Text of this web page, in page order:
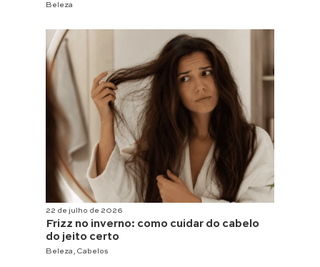
Beleza
22 de julho de 2026
Frizz no inverno: como cuidar do cabelo
do jeito certo
Beleza , Cabelos